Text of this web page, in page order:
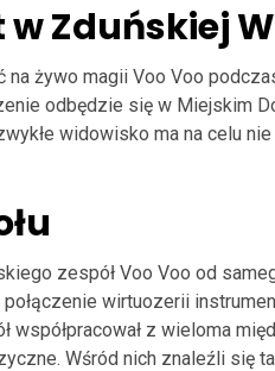
Zduńskiej
żywo magii Voo Voo
odbędzie się w Miejskim
widowisko ma na celu
zespół Voo Voo od
połączenie wirtuozerii
z wieloma
Wśród nich znaleźli się